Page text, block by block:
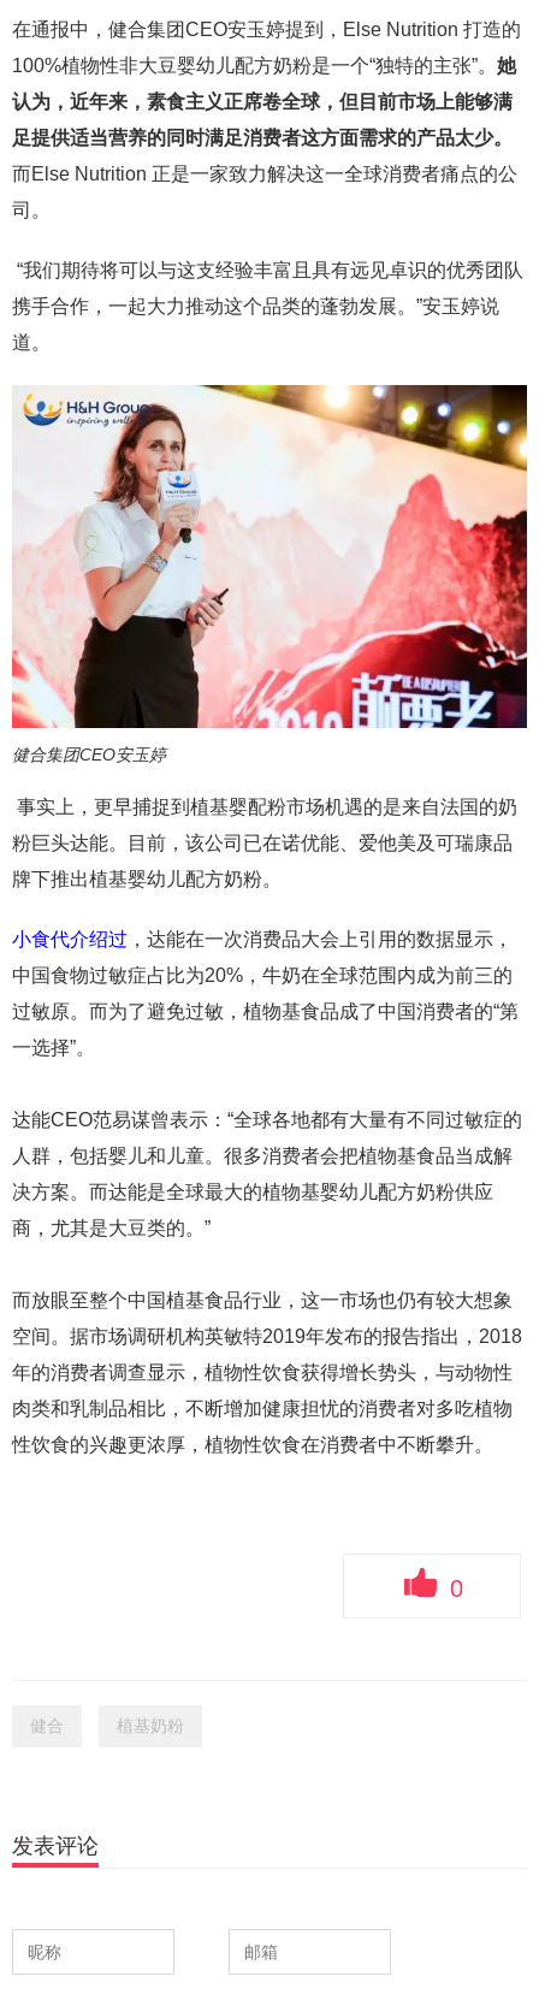
在通报中，健合集团CEO安玉婷提到，Else Nutrition 打造的
100%植物性非大豆婴幼儿配方奶粉是一个“独特的主张”。 她
认为，近年来，素食主义正席卷全球，但目前市场上能够满
足提供适当营养的同时满足消费者这方面需求的产品太少。
而Else Nutrition 正是一家致力解决这一全球消费者痛点的公
司。
“我们期待将可以与这支经验丰富且具有远见卓识的优秀团队
携手合作，一起大力推动这个品类的蓬勃发展。”安玉婷说
道。
健合集团CEO安玉婷
事实上，更早捕捉到植基婴配粉市场机遇的是来自法国的奶
粉巨头达能。目前，该公司已在诺优能、爱他美及可瑞康品
牌下推出植基婴幼儿配方奶粉。
小食代介绍过 ，达能在一次消费品大会上引用的数据显示，
中国食物过敏症占比为20%，牛奶在全球范围内成为前三的
过敏原。而为了避免过敏，植物基食品成了中国消费者的“第
一选择”。
达能CEO范易谋曾表示：“全球各地都有大量有不同过敏症的
人群，包括婴儿和儿童。很多消费者会把植物基食品当成解
决方案。而达能是全球最大的植物基婴幼儿配方奶粉供应
商，尤其是大豆类的。”
而放眼至整个中国植基食品行业，这一市场也仍有较大想象
空间。据市场调研机构英敏特2019年发布的报告指出，2018
年的消费者调查显示，植物性饮食获得增长势头，与动物性
肉类和乳制品相比，不断增加健康担忧的消费者对多吃植物
性饮食的兴趣更浓厚，植物性饮食在消费者中不断攀升。
0
健合 植基奶粉
发表评论